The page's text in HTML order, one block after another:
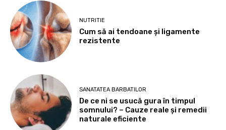
NUTRITIE
Cum să ai tendoane şi ligamente
rezistente
SANATATEA BARBATILOR
De ce ni se usucă gura în timpul
somnului? – Cauze reale și remedii
naturale eficiente